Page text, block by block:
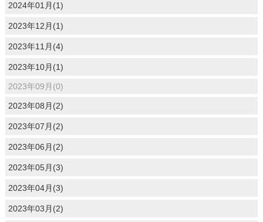
2024年01月(1)
2023年12月(1)
2023年11月(4)
2023年10月(1)
2023年09月(0)
2023年08月(2)
2023年07月(2)
2023年06月(2)
2023年05月(3)
2023年04月(3)
2023年03月(2)